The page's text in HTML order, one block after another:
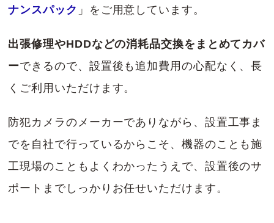
ナンスパック 」をご用意しています。
出張修理やHDDなどの消耗品交換をまとめてカバ
ーできるので、設置後も追加費用の心配なく、長
くご利用いただけます。
防犯カメラのメーカーでありながら、設置工事ま
でを自社で行っているからこそ、機器のことも施
工現場のこともよくわかったうえで、設置後のサ
ポートまでしっかりお任せいただけます。